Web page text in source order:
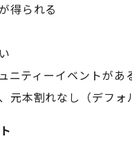
得られる
ティーイベントがあ
本割れなし（デフォ